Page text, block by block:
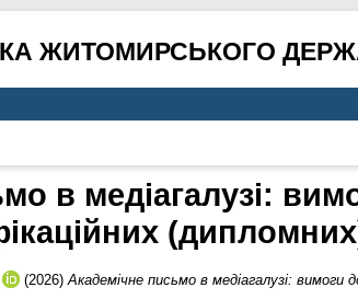
ЖИТОМИРСЬКОГО
в медіагалузі:
(2026)Академічне письмо в медіагалузі: вимоги